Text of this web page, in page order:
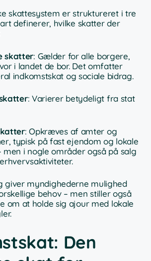
skattesystem er struktureret i tre
definerer, hvilke skatter der
skatter: Gælder for alle borgere,
i landet de bor. Det omfatter
indkomstskat og sociale bidrag.
: Varierer betydeligt fra stat
: Opkræves af amter og
typisk på fast ejendom og lokale
men i nogle områder også på salg
giver myndighederne mulighed
behov – men stiller også
om at holde sig ajour med lokale
Den